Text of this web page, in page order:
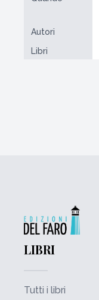
Autori
Libri
LIBRI
Tutti i libri